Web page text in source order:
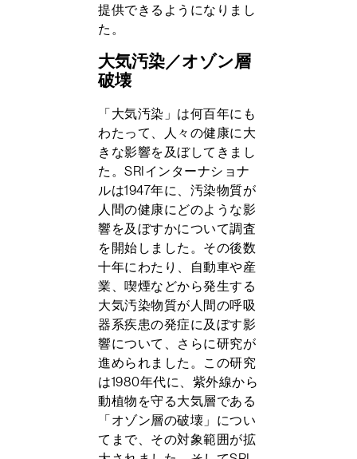
提供できるようになりまし
た。
大気汚染／オゾン層
破壊
「大気汚染」は何百年にも
わたって、人々の健康に大
きな影響を及ぼしてきまし
た。SRIインターナショナ
ルは1947年に、汚染物質が
人間の健康にどのような影
響を及ぼすかについて調査
を開始しました。その後数
十年にわたり、自動車や産
業、喫煙などから発生する
大気汚染物質が人間の呼吸
器系疾患の発症に及ぼす影
響について、さらに研究が
進められました。この研究
は1980年代に、紫外線から
動植物を守る大気層である
「オゾン層の破壊」につい
てまで、その対象範囲が拡